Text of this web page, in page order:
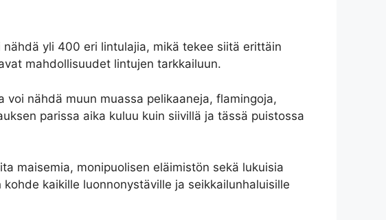
yli 400 eri lintulajia, mikä tekee siitä erittäin
mahdollisuudet lintujen tarkkailuun.
nähdä muun muassa pelikaaneja, flamingoja,
parissa aika kuluu kuin siivillä ja tässä puistossa
maisemia, monipuolisen eläimistön sekä lukuisia
kaikille luonnonystäville ja seikkailunhaluisille